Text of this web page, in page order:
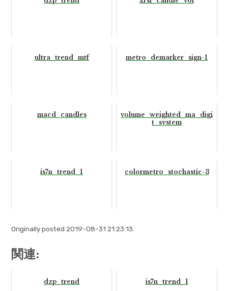
ultra_trend_mtf metro_demarker_sign-1
macd_candles
volume_weighted_ma_digi
t_system
is7n_trend_1 colormetro_stochastic-3
Originally posted 2019-08-31 21:23:13.
関連:
dzp_trend is7n_trend_1